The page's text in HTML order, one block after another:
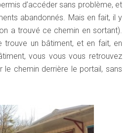
d’accéder sans problème, et
abandonnés. Mais en fait, il y
a trouvé ce chemin en sortant).
trouve un bâtiment, et en fait, en
vous vous vous retrouvez
le chemin derrière le portail, sans